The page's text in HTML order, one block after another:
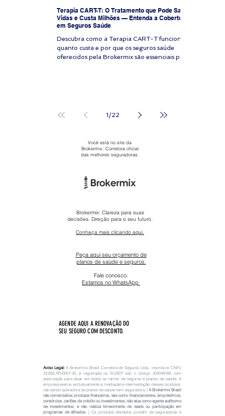
Terapia CART-T: O Tratamento que Pode Salvar
Vidas e Custa Milhões — Entenda a Cobertura
em Seguros Saúde
Descubra como a Terapia CART-T funciona,
quanto custa e por que os seguros saúde
oferecidos pela Brokermix são essenciais para
1/22
Você está no site da
Brokermix: Corretora oficial
das melhores seguradoras.
Brokermix: Clareza para suas
decisões. Direção para o seu futuro.
Conheça mais clicando aqui.
Peça aqui seu orçamento de
planos de saúde e seguros.
Fale conosco:
Estamos no WhatsApp ​
AGENDE AQUI A RENOVAÇÃO DO
SEU SEGURO COM DESCONTO.
Aviso Legal:A Brokermix Brasil Corretora de Seguros Ltda., inscrita no CNPJ
23.658.761/0001-30, é registrada na SUSEP sob o código 202049169, com
autorização para atuar em todos os ramos de seguros e planos de saúde. A
empresa exerce exclusivamente a mediação e intermediação desses produtos,
não sendo operadora de planos de saúde nem seguradora. | A Brokermix Brasil
não comercializa produtos financeiros, tais como financiamentos, empréstimos,
consórcios, cartões de crédito ou investimentos; não atua como agente autônomo
de investimentos; e não realiza fornecimento de leads ou participação em
programas de afiliados.| Os produtos ofertados provêm de seguradoras e